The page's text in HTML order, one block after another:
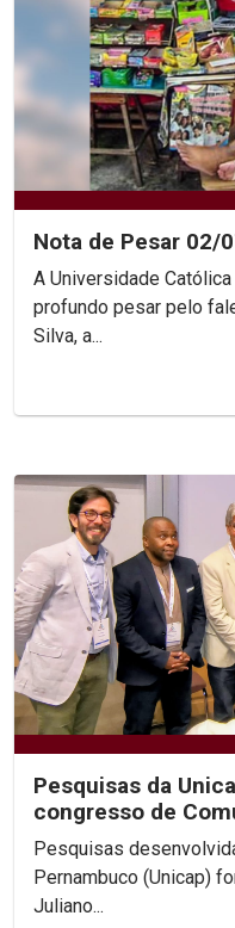
Nota de Pesar 02/
A Universidade
profundo pesar pelo
Silva, a...
Pesquisas da
congresso de
Pesquisas
Pernambuco (Unicap)
Juliano...